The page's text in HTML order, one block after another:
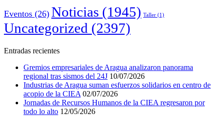
Eventos (26) Noticias (1945) Taller (1)
Uncategorized (2397)
Entradas recientes
Gremios empresariales de Aragua analizaron panorama
regional tras sismos del 24J 10/07/2026
Industrias de Aragua suman esfuerzos solidarios en centro de
acopio de la CIEA 02/07/2026
Jornadas de Recursos Humanos de la CIEA regresaron por
todo lo alto 12/05/2026